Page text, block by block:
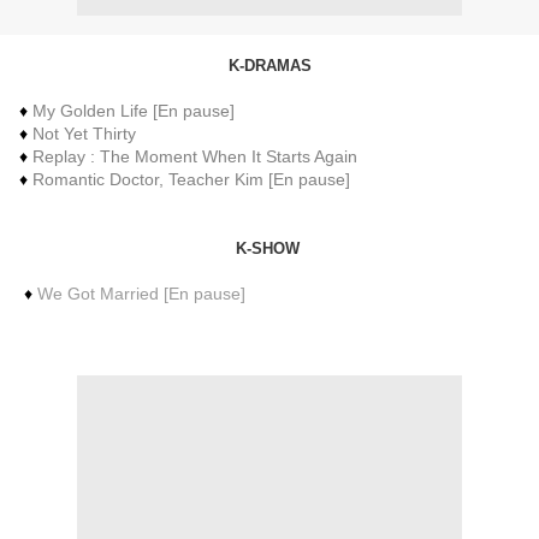
K-DRAMAS
♦ My Golden Life [En pause]
♦ Not Yet Thirty
♦ Replay : The Moment When It Starts Again
♦ Romantic Doctor, Teacher Kim [En pause]
K-SHOW
♦ We Got Married [En pause]